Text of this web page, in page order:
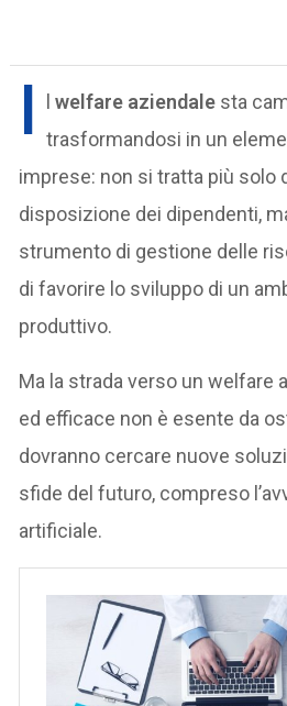
I lwelfare aziendale sta
trasformandosi in un
imprese: non si tratta più solo
disposizione dei dipendenti,
strumento di gestione delle
di favorire lo sviluppo di un
produttivo.
Ma la strada verso un welfare
ed efficace non è esente da
dovranno cercare nuove
sfide del futuro, compreso
artificiale.